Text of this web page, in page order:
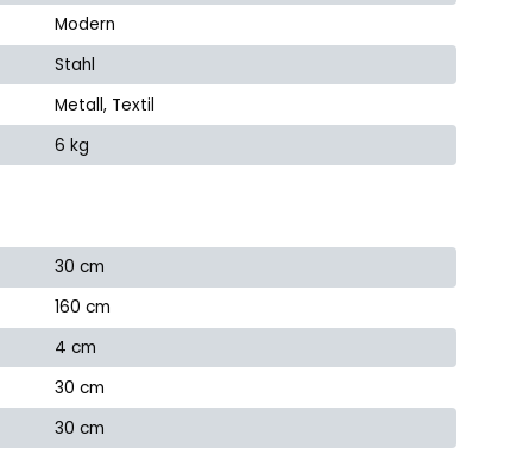
Modern
Stahl
Metall, Textil
6 kg
30 cm
160 cm
4 cm
30 cm
30 cm